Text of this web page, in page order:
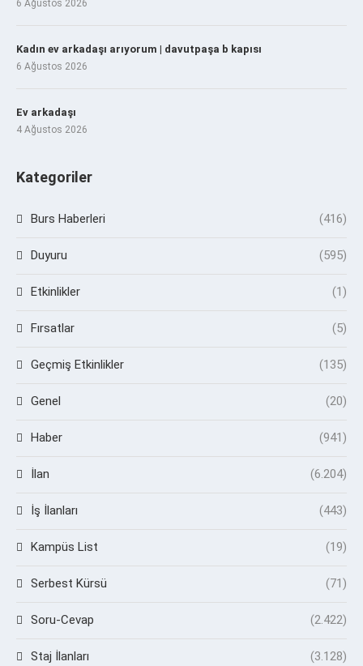
6 Ağustos 2026
Kadın ev arkadaşı arıyorum | davutpaşa b kapısı
6 Ağustos 2026
Ev arkadaşı
4 Ağustos 2026
Kategoriler
Burs Haberleri (416)
Duyuru (595)
Etkinlikler (1)
Fırsatlar (5)
Geçmiş Etkinlikler (135)
Genel (20)
Haber (941)
İlan (6.204)
İş İlanları (443)
Kampüs List (19)
Serbest Kürsü (71)
Soru-Cevap (2.422)
Staj İlanları (3.128)